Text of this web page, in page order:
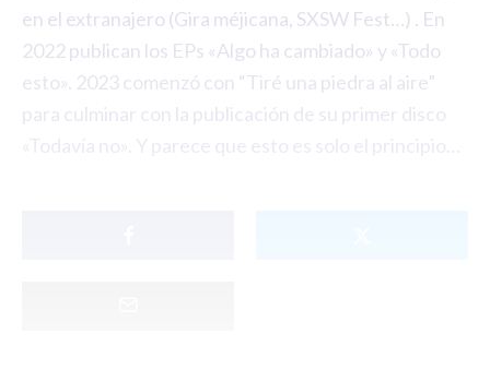
en el extranajero (Gira méjicana, SXSW Fest…) . En
2022 publican los EPs «Algo ha cambiado» y «Todo
esto». 2023 comenzó con “Tiré una piedra al aire”
para culminar con la publicación de su primer disco